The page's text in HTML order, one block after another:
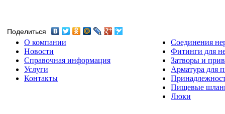
Поделиться
О компании
Новости
Справочная информация
Услуги
Контакты
Соединения
Фитинги для
Затворы и
Арматура для
Пищевые
Люки